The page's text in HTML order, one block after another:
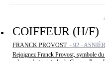
COIFFEUR (H/F)
FRANCK PROVOST - 92 -
Rejoignez Franck Provost, symbole